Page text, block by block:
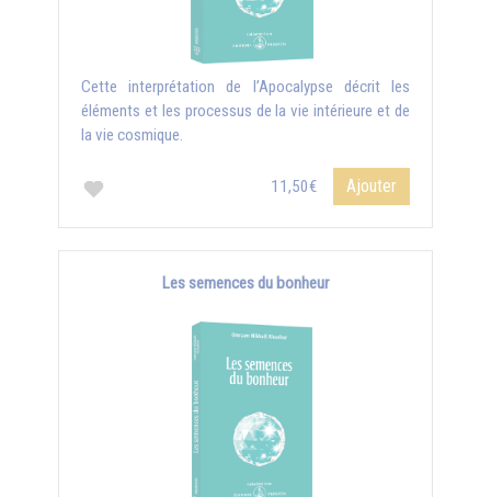
Cette interprétation de l’Apocalypse décrit les
éléments et les processus de la vie intérieure et de
la vie cosmique.
11,50€ Ajouter
Les semences du bonheur